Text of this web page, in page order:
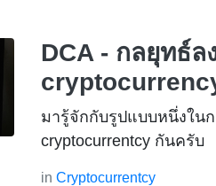
DCA - กลยุทธ์ล
มารู้จักกับรูปแบบหนึ่งใน
cryptocurrentcy กันครับ
inCryptocurrentcy